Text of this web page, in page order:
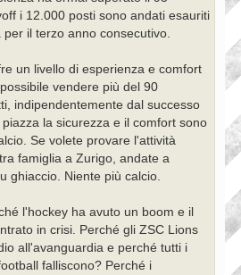
i 12.000 posti sono andati esauriti
il terzo anno consecutivo.
un livello di esperienza e comfort
vendere più del 90
indipendentemente dal successo
la sicurezza e il comfort sono
Se volete provare l'attività
famiglia a Zurigo, andate a
ghiaccio. Niente più calcio.
l'hockey ha avuto un boom e il
in crisi. Perché gli ZSC Lions
all'avanguardia e perché tutti i
falliscono? Perché i